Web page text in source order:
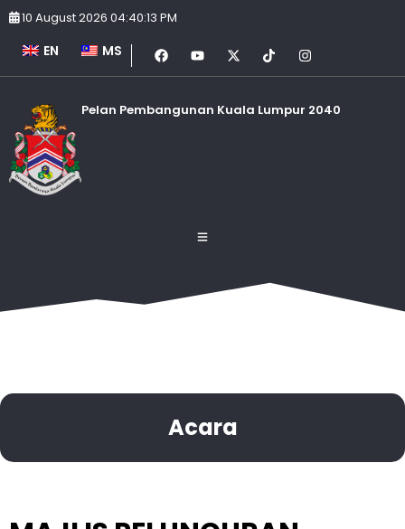
10 August 2026 04:40:13 PM
EN MS
Pelan Pembangunan Kuala Lumpur 2040
Acara